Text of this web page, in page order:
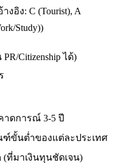
งอิง: C (Tourist), A
Study))
Citizenship ได้)
คาดการณ์ 3-5 ปี
ขั้นต่ำของแต่ละประเทศ
(ที่มาเงินทุนชัดเจน)